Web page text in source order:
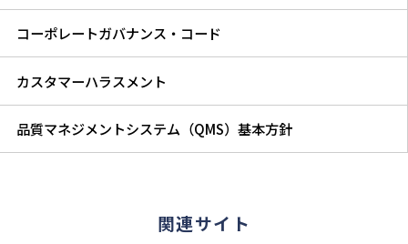
コーポレートガバナンス・コード
カスタマーハラスメント
品質マネジメントシステム（QMS）基本方針
関連サイト